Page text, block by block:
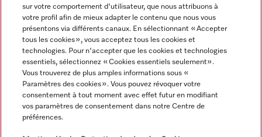
Tous les prix des produits s'entendent hors TVA; livraison
toujours sans matériel de décoration.
sur votre comportement d'utilisateur, que nous attribuons à
votre profil afin de mieux adapter le contenu que nous vous
présentons via différents canaux. En sélectionnant « Accepter
tous les cookies », vous acceptez tous les cookies et
technologies. Pour n'accepter que les cookies et technologies
essentiels, sélectionnez « Cookies essentiels seulement».
Vous trouverez de plus amples informations sous «
Paramètres des cookies ». Vous pouvez révoquer votre
consentement à tout moment avec effet futur en modifiant
vos paramètres de consentement dans notre Centre de
préférences.